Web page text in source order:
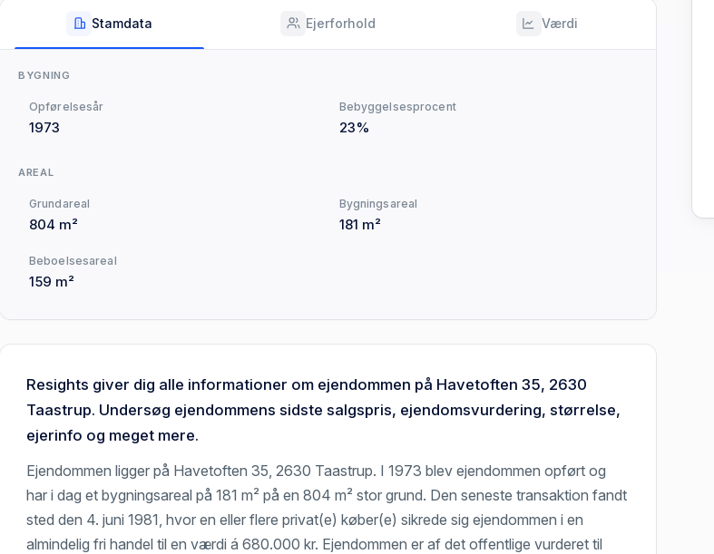
Stamdata Ejerforhold Værdi
BYGNING
Opførelsesår
1973
Bebyggelsesprocent
23%
AREAL
Grundareal
804 m²
Bygningsareal
181 m²
Beboelsesareal
159 m²
Resights giver dig alle informationer om ejendommen på Havetoften 35, 2630
Taastrup. Undersøg ejendommens sidste salgspris, ejendomsvurdering, størrelse,
ejerinfo og meget mere.
Ejendommen ligger på Havetoften 35, 2630 Taastrup. I 1973 blev ejendommen opført og
har i dag et bygningsareal på 181 m² på en 804 m² stor grund. Den seneste transaktion fandt
sted den 4. juni 1981, hvor en eller flere privat(e) køber(e) sikrede sig ejendommen i en
almindelig fri handel til en værdi á 680.000 kr. Ejendommen er af det offentlige vurderet til